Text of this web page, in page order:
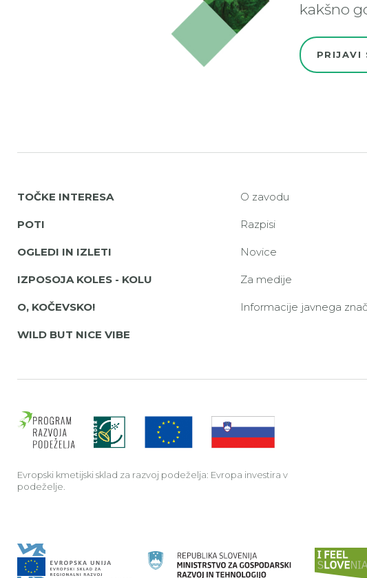
kakšno
PRIJAVI
TOČKE INTERESA
POTI
OGLEDI IN IZLETI
IZPOSOJA KOLES - KOLU
O, KOČEVSKO!
WILD BUT NICE VIBE
O zavodu
Razpisi
Novice
Za medije
Informacije javnega
Evropski
Evropski kmetijski sklad za razvoj podeželja: Evropa investira v
podeželje.